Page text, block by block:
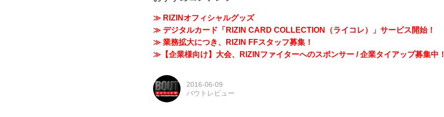
≫ RIZINオフィシャルグッズ
≫ デジタルカード「RIZIN CARD COLLECTION（ライコレ）」サービス開始！
≫ 業務拡大につき、RIZIN FFスタッフ募集！
≫【企業様向け】大会、RIZINファイターへのスポンサー / 企業タイアップ募集中！
2016-06-09
バウトレビュー